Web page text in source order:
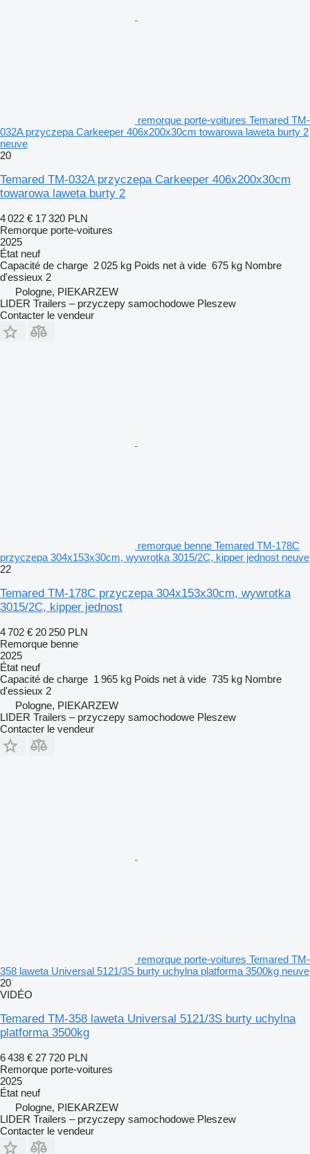
remorque porte-voitures Temared TM-
032A przyczepa Carkeeper 406x200x30cm towarowa laweta burty 2
neuve
20
Temared TM-032A przyczepa Carkeeper 406x200x30cm
towarowa laweta burty 2
4 022 € 17 320 PLN
Remorque porte-voitures
2025
État neuf
Capacité de charge 2 025 kg Poids net à vide 675 kg Nombre
d'essieux 2
Pologne, PIEKARZEW
LIDER Trailers – przyczepy samochodowe Pleszew
Contacter le vendeur
remorque benne Temared TM-178C
przyczepa 304x153x30cm, wywrotka 3015/2C, kipper jednost neuve
22
Temared TM-178C przyczepa 304x153x30cm, wywrotka
3015/2C, kipper jednost
4 702 € 20 250 PLN
Remorque benne
2025
État neuf
Capacité de charge 1 965 kg Poids net à vide 735 kg Nombre
d'essieux 2
Pologne, PIEKARZEW
LIDER Trailers – przyczepy samochodowe Pleszew
Contacter le vendeur
remorque porte-voitures Temared TM-
358 laweta Universal 5121/3S burty uchylna platforma 3500kg neuve
20
VIDÉO
Temared TM-358 laweta Universal 5121/3S burty uchylna
platforma 3500kg
6 438 € 27 720 PLN
Remorque porte-voitures
2025
État neuf
Pologne, PIEKARZEW
LIDER Trailers – przyczepy samochodowe Pleszew
Contacter le vendeur